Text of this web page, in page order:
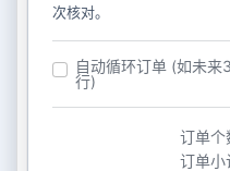
次核对。
自动循环订单 (如未
行)
订单个
订单小